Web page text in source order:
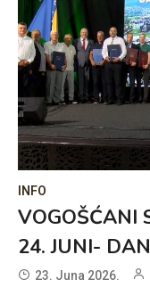
INFO
VOGOŠĆANI
24. JUNI-
23. Juna 2026.